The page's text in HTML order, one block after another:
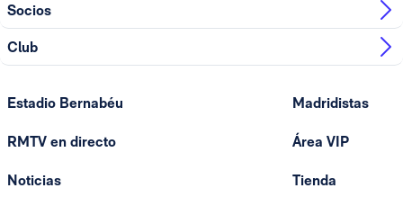
Socios
Club
Estadio Bernabéu
RMTV en directo
Noticias
Madridistas
Área VIP
Tienda